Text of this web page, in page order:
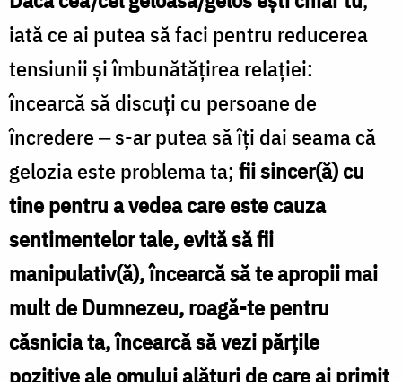
iată ce ai putea să faci pentru reducerea
tensiunii şi îmbunătăţirea relaţiei:
încearcă să discuţi cu persoane de
încredere ‒ s-ar putea să îţi dai seama că
gelozia este problema ta; fii sincer(ă) cu
tine pentru a vedea care este cauza
sentimentelor tale, evită să fii
manipulativ(ă), încearcă să te apropii mai
mult de Dumnezeu, roagă-te pentru
căsnicia ta, încearcă să vezi părţile
pozitive ale omului alături de care ai primit